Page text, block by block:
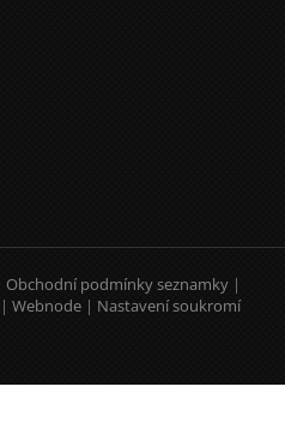
Obchodní podmínky seznamky |
| Webnode | Nastavení soukromí